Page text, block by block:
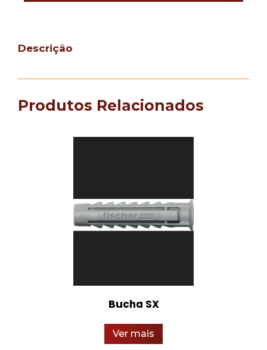
Descrição
Produtos Relacionados
Bucha SX
Ver mais